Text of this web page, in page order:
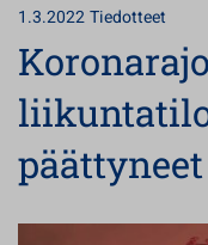
1.3.2022Tiedotteet
päättyneet